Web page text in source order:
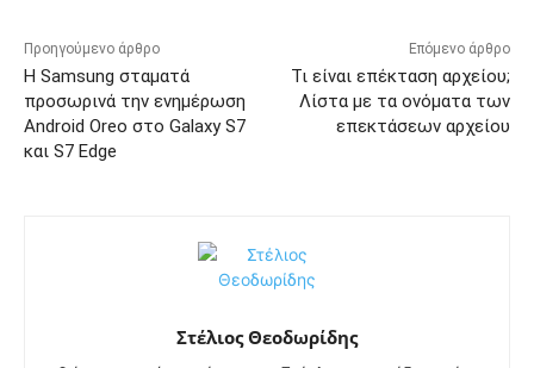
Προηγούμενο άρθρο
Η Samsung σταματά
προσωρινά την ενημέρωση
Android Oreo στο Galaxy S7
και S7 Edge
Επόμενο άρθρο
Τι είναι επέκταση αρχείου;
Λίστα με τα ονόματα των
επεκτάσεων αρχείου
Στέλιος Θεοδωρίδης